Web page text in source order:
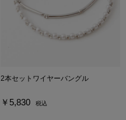
2本セットワイヤーバングル
￥5,830 税込